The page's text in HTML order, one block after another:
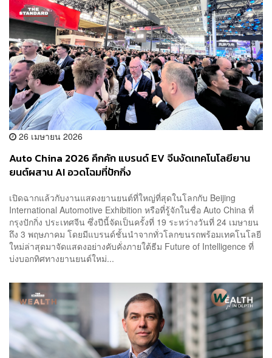
26 เมษายน 2026
Auto China 2026 คึกคัก แบรนด์ EV จีนงัดเทคโนโลยียาน
ยนต์ผสาน AI อวดโฉมที่ปักกิ่ง
เปิดฉากแล้วกับงานแสดงยานยนต์ที่ใหญ่ที่สุดในโลกกับ Beijing
International Automotive Exhibition หรือที่รู้จักในชื่อ Auto China ที่
กรุงปักกิ่ง ประเทศจีน ซึ่งปีนี้จัดเป็นครั้งที่ 19 ระหว่างวันที่ 24 เมษายน
ถึง 3 พฤษภาคม โดยมีแบรนด์ชั้นนำจากทั่วโลกขนรถพร้อมเทคโนโลยี
ใหม่ล่าสุดมาจัดแสดงอย่างคับคั่งภายใต้ธีม Future of Intelligence ที่
บ่งบอกทิศทางยานยนต์ใหม่...